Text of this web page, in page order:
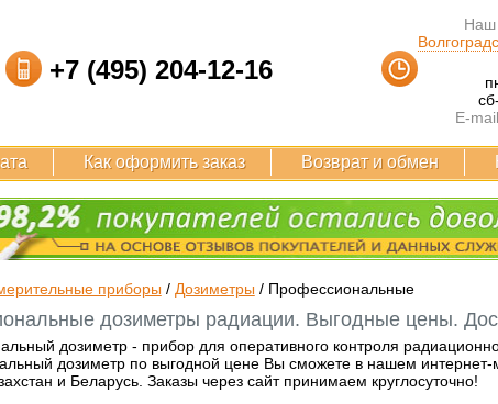
+7 (495) 204-12-16
Наш
E-
Как оформить заказ Возврат и обмен
приборы / Дозиметры / Профессиональные
дозиметры радиации. Выгодные цены.
дозиметр - прибор для оперативного контроля
дозиметр по выгодной цене Вы сможете в нашем
и Беларусь. Заказы через сайт принимаем круглосуточно!